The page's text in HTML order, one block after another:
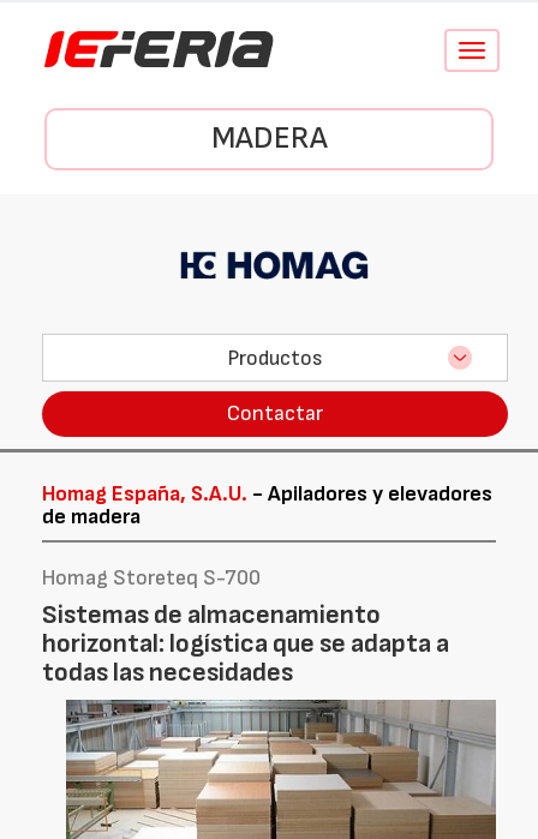
Conmutar
MADERA
Productos
Contactar
Homag España, S.A.U. - Apiladores y elevadores
de madera
Homag Storeteq S-700
Sistemas de almacenamiento
horizontal: logística que se adapta a
todas las necesidades